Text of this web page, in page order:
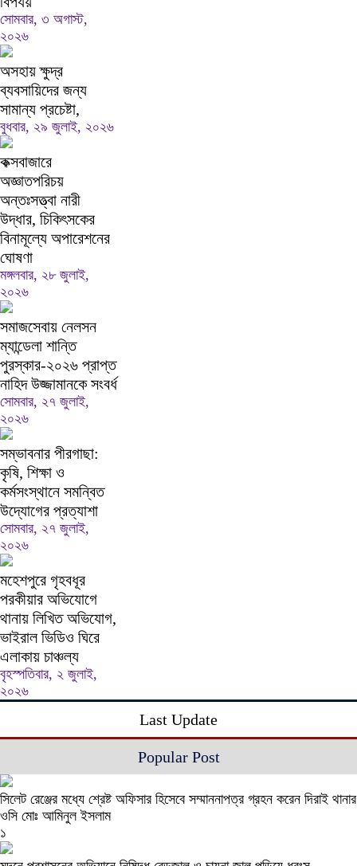
সোমবার, ৩ অগাস্ট,
২০২৬
অসহায় ক্ষুদ্র
ব্যবসায়িদের জন্য
সামান্য প্রচেষ্টা,
বুধবার, ২৯ জুলাই, ২০২৬
কক্সবাজারে
অজ্ঞাতপরিচয়
অন্তঃসত্ত্বা নারী
উদ্ধার, চিকিৎসকের
বিনামূল্যে অপারেশনের
ঘোষণা
মঙ্গলবার, ২৮ জুলাই,
২০২৬
সমাজসেবায় নেলসন
ম্যান্ডেলা শান্তি
পুরস্কার-২০২৬ প্রাপ্ত
নাহিদ উজ্জামানকে সংবর্ধ
সোমবার, ২৭ জুলাই,
২০২৬
সম্ভাবনার পীরগাছা:
কৃষি, শিক্ষা ও
কর্মসংস্থানে সমন্বিত
উদ্যোগের প্রত্যাশা
সোমবার, ২৭ জুলাই,
২০২৬
মহেশপুরে গৃহবধূর
পরকীয়ার অভিযোগে
থানায় লিখিত অভিযোগ,
ভাইরাল ভিডিও ঘিরে
এলাকায় চাঞ্চল্য
বৃহস্পতিবার, ২ জুলাই,
২০২৬
Last Update
Popular Post
সিলেট রেঞ্জের মধ্যে শ্রেষ্ট অফিসার হিসেবে সম্মাননাপত্র গ্রহন করেন দিরাই থানার
ওসি মোঃ আমিনুল ইসলাম
১